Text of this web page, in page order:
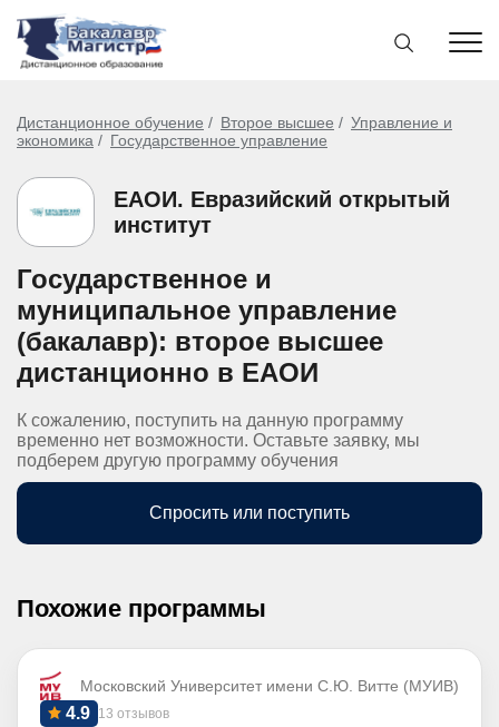
Дистанционное обучение Второе высшее
Управление и
экономика
Государственное управление
ЕАОИ. Евразийский открытый
институт
Государственное и
муниципальное управление
(бакалавр): второе высшее
дистанционно в ЕАОИ
К сожалению, поступить на данную программу
временно нет возможности. Оставьте заявку, мы
подберем другую программу обучения
Спросить или поступить
Похожие программы
Московский Университет имени С.Ю. Витте (МУИВ)
13 отзывов
4.9